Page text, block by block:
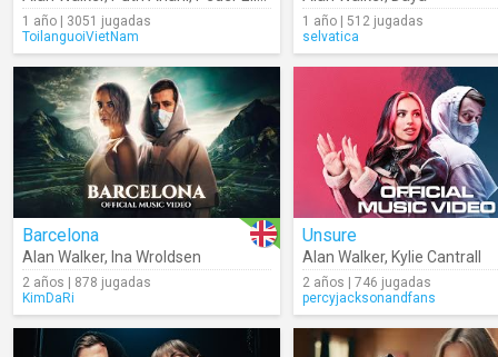
1 año | 3051 jugadas
ToilanguoiVietNam
1 año | 512 jugadas
selvatica
Barcelona
Alan Walker, Ina Wroldsen
2 años | 878 jugadas
KimDaRi
Unsure
Alan Walker, Kylie Cantrall
2 años | 746 jugadas
percyjacksonandfans